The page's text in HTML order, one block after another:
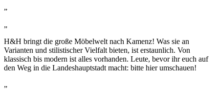
„
„
H&H bringt die große Möbelwelt nach Kamenz! Was sie an
Varianten und stilistischer Vielfalt bieten, ist erstaunlich. Von
klassisch bis modern ist alles vorhanden. Leute, bevor ihr euch auf
den Weg in die Landeshauptstadt macht: bitte hier umschauen!
„